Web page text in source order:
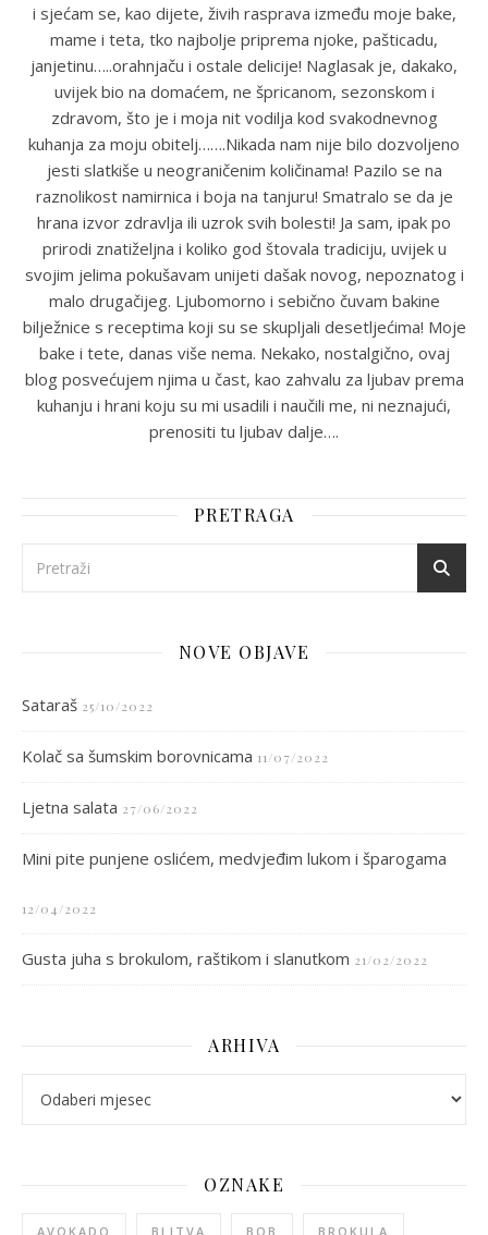
i sjećam se, kao dijete, živih rasprava između moje bake,
mame i teta, tko najbolje priprema njoke, pašticadu,
janjetinu…..orahnjaču i ostale delicije! Naglasak je, dakako,
uvijek bio na domaćem, ne špricanom, sezonskom i
zdravom, što je i moja nit vodilja kod svakodnevnog
kuhanja za moju obitelj…….Nikada nam nije bilo dozvoljeno
jesti slatkiše u neograničenim količinama! Pazilo se na
raznolikost namirnica i boja na tanjuru! Smatralo se da je
hrana izvor zdravlja ili uzrok svih bolesti! Ja sam, ipak po
prirodi znatiželjna i koliko god štovala tradiciju, uvijek u
svojim jelima pokušavam unijeti dašak novog, nepoznatog i
malo drugačijeg. Ljubomorno i sebično čuvam bakine
bilježnice s receptima koji su se skupljali desetljećima! Moje
bake i tete, danas više nema. Nekako, nostalgično, ovaj
blog posvećujem njima u čast, kao zahvalu za ljubav prema
kuhanju i hrani koju su mi usadili i naučili me, ni neznajući,
prenositi tu ljubav dalje….
PRETRAGA
NOVE OBJAVE
Sataraš 25/10/2022
Kolač sa šumskim borovnicama 11/07/2022
Ljetna salata 27/06/2022
Mini pite punjene oslićem, medvjeđim lukom i šparogama
12/04/2022
Gusta juha s brokulom, raštikom i slanutkom 21/02/2022
ARHIVA
OZNAKE
AVOKADO BLITVA BOB BROKULA